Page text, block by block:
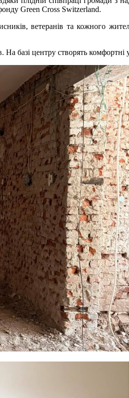
Green Cross Switzerland.
ветеранів та кожного
базі центру створять